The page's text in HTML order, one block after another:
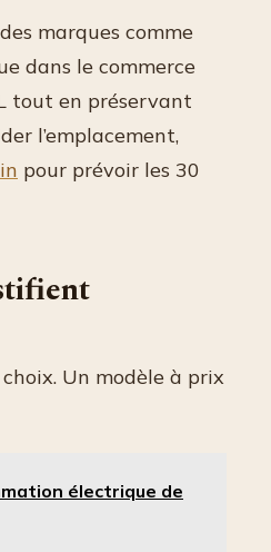
marques comme
dans le commerce
tout en préservant
l’emplacement,
pour prévoir les 30
Un modèle à prix
électrique de